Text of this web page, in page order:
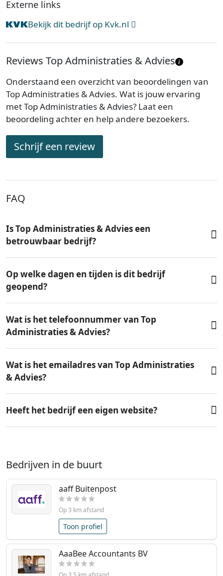
Externe links
Bekijk dit bedrijf op Kvk.nl
Reviews Top Administraties & Advies
Onderstaand een overzicht van beoordelingen van
Top Administraties & Advies. Wat is jouw ervaring
met Top Administraties & Advies? Laat een
beoordeling achter en help andere bezoekers.
Schrijf een review
FAQ
Is Top Administraties & Advies een
betrouwbaar bedrijf?
Op welke dagen en tijden is dit bedrijf
geopend?
Wat is het telefoonnummer van Top
Administraties & Advies?
Wat is het emailadres van Top Administraties
& Advies?
Heeft het bedrijf een eigen website?
Bedrijven in de buurt
aaff Buitenpost
Op 3 km afstand
Toon profiel
AaaBee Accountants BV